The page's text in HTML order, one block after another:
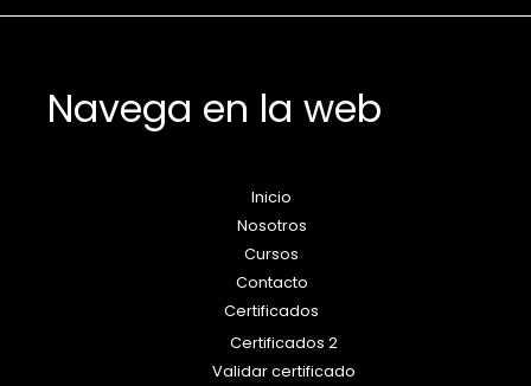
Navega en la web
Inicio
Nosotros
Cursos
Contacto
Certificados
Certificados 2
Validar certificado